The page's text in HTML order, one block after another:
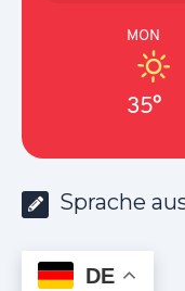
MON
35°
Sprache
DE